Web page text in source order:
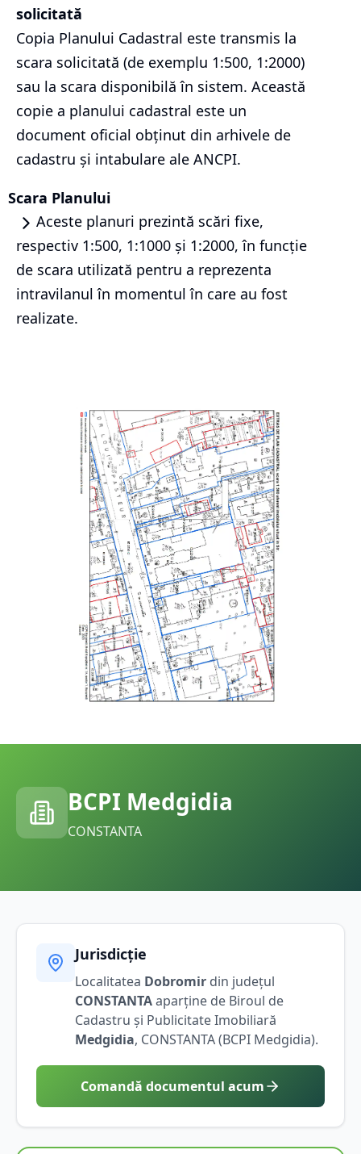
solicitată
Copia Planului Cadastral este transmis la
scara solicitată (de exemplu 1:500, 1:2000)
sau la scara disponibilă în sistem. Această
copie a planului cadastral este un
document oficial obținut din arhivele de
cadastru și intabulare ale ANCPI.
Scara Planului
Aceste planuri prezintă scări fixe,
respectiv 1:500, 1:1000 și 1:2000, în funcție
de scara utilizată pentru a reprezenta
intravilanul în momentul în care au fost
realizate.
BCPI Medgidia
CONSTANTA
Jurisdicție
Localitatea Dobromir din județul
CONSTANTAaparține de Biroul de
Cadastru și Publicitate Imobiliară
Medgidia, CONSTANTA(BCPI Medgidia).
Comandă documentul acum